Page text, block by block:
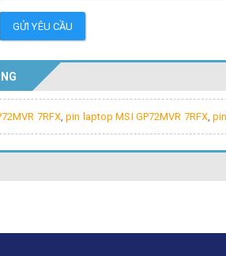
GỬI YÊU CẦU
7RFX ,pin laptop MSI GP72MVR 7RFX,